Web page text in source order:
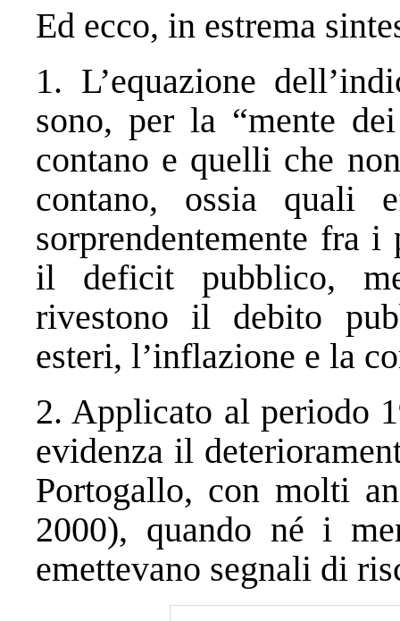
Ed ecco, in estrema
1. L’equazione
sono, per la “mente
contano e quelli che
contano, ossia quali
sorprendentemente fra i
il deficit pubblico,
rivestono il debito
esteri, l’inflazione e la
2. Applicato al periodo
evidenza il
Portogallo, con molti
2000), quando né i
emettevano segnali di